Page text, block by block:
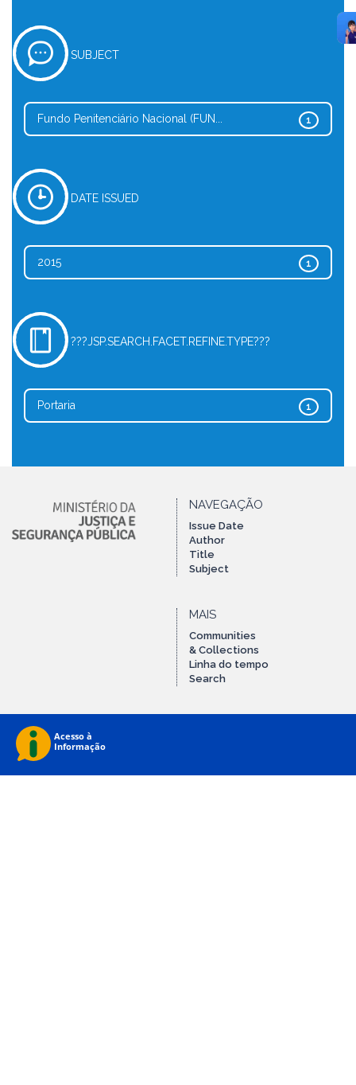
SUBJECT
1
Fundo Penitenciário Nacional (FUN...
DATE ISSUED
1
2015
???JSP.SEARCH.FACET.REFINE.TYPE???
1
Portaria
NAVEGAÇÃO
Issue Date
Author
Title
Subject
MAIS
Communities
& Collections
Linha do tempo
Search